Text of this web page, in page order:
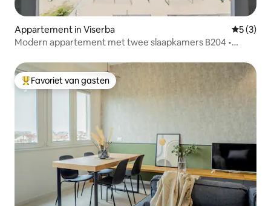
Appartement in Viserba
5 (3)
Modern appartement met twee slaapkamers B204 •
Topfavoriet van gasten
Favoriet van gasten